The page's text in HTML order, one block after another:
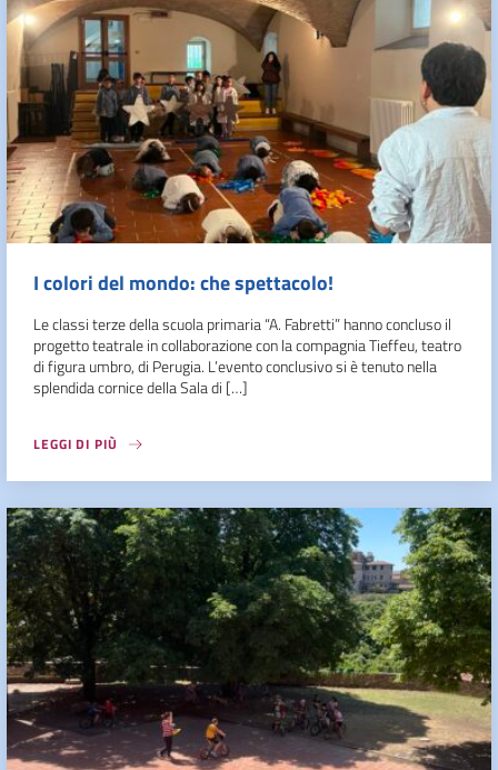
I colori del mondo: che spettacolo!
Le classi terze della scuola primaria “A. Fabretti” hanno concluso il
progetto teatrale in collaborazione con la compagnia Tieffeu, teatro
di figura umbro, di Perugia. L’evento conclusivo si è tenuto nella
splendida cornice della Sala di […]
LEGGI DI PIÙ